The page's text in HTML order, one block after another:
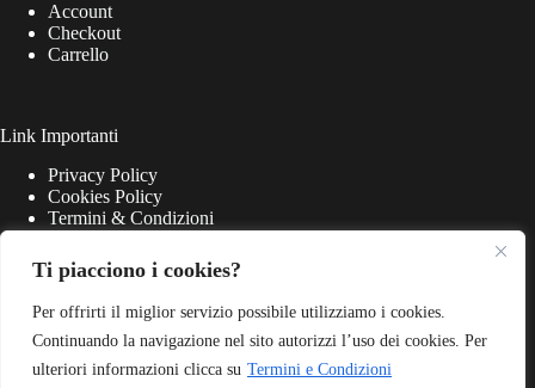
Ti piacciono i cookies?
Per offrirti il miglior servizio possibile utilizziamo i cookies.
Continuando la navigazione nel sito autorizzi l’uso dei cookies. Per
ulteriori informazioni clicca su Termini e Condizioni
Account
Checkout
Carrello
Link Importanti
Privacy Policy
Cookies Policy
Termini & Condizioni